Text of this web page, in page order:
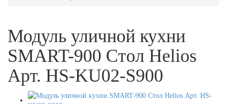
Модуль уличной кухни
SMART-900 Стол Helios
Арт. HS-KU02-S900